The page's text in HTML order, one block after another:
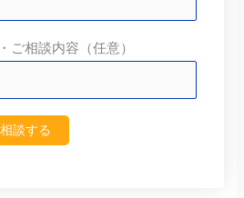
ご相談内容（任意）